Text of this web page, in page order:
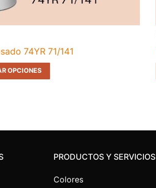
74YR 71/141
OPCIONES
PRODUCTOS Y SERVICIOS
Colores